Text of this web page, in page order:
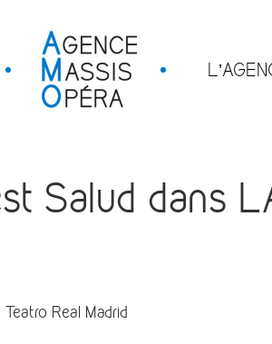
Salud dans
Real Madrid